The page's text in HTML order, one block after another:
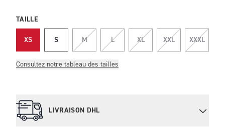
TAILLE
XS S M L XL XXL XXXL
Consultez notre tableau des tailles
LIVRAISON DHL